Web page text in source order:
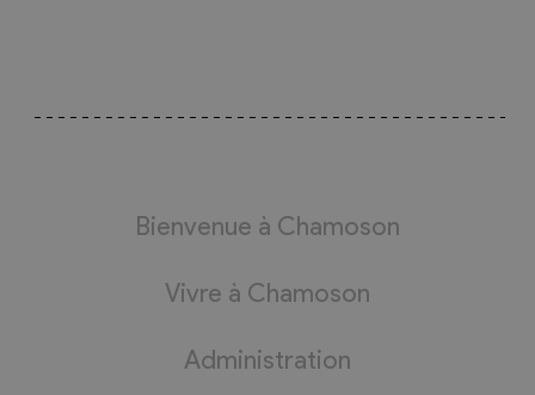
Bienvenue à Chamoson
Vivre à Chamoson
Administration